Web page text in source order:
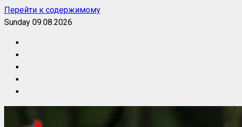
Перейти к содержимому
Sunday 09.08.2026